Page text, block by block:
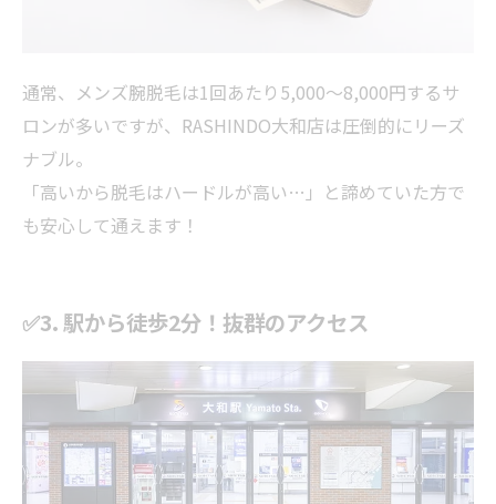
通常、メンズ腕脱毛は1回あたり5,000〜8,000円するサ
ロンが多いですが、RASHINDO大和店は圧倒的にリーズ
ナブル。
「高いから脱毛はハードルが高い…」と諦めていた方で
も安心して通えます！
✅3. 駅から徒歩2分！抜群のアクセス